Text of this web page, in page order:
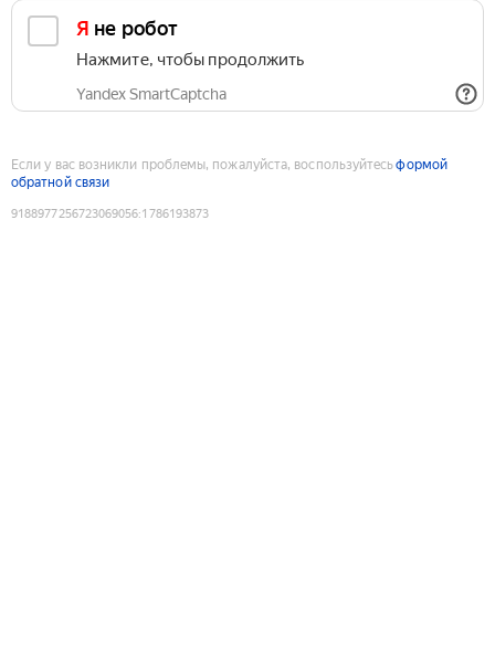
Я не робот
Нажмите, чтобы продолжить
Yandex SmartCaptcha
Если у вас возникли проблемы, пожалуйста, воспользуйтесьформой
обратной связи
9188977256723069056:1786193873